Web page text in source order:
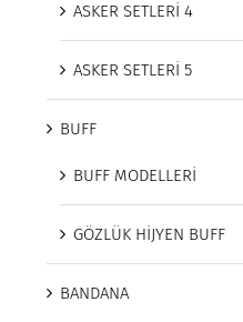
ASKER SETLERİ 4
ASKER SETLERİ 5
BUFF
BUFF MODELLERİ
GÖZLÜK HİJYEN BUFF
BANDANA